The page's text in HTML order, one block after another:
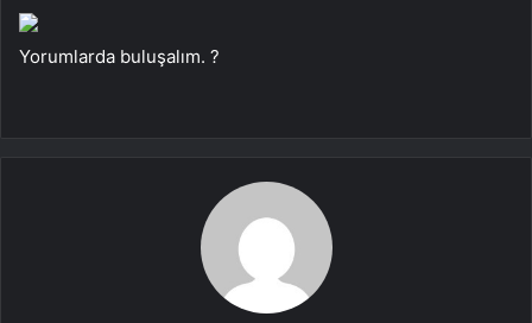
Yorumlarda buluşalım. ?